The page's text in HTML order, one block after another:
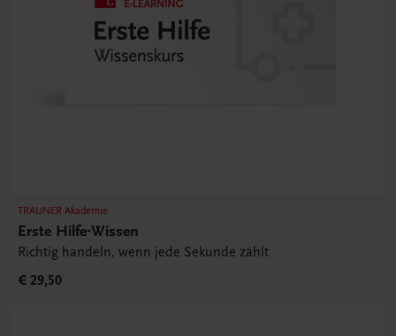
TRAUNER Akademie
Erste Hilfe-Wissen
Richtig handeln, wenn jede Sekunde zählt
€ 29,50